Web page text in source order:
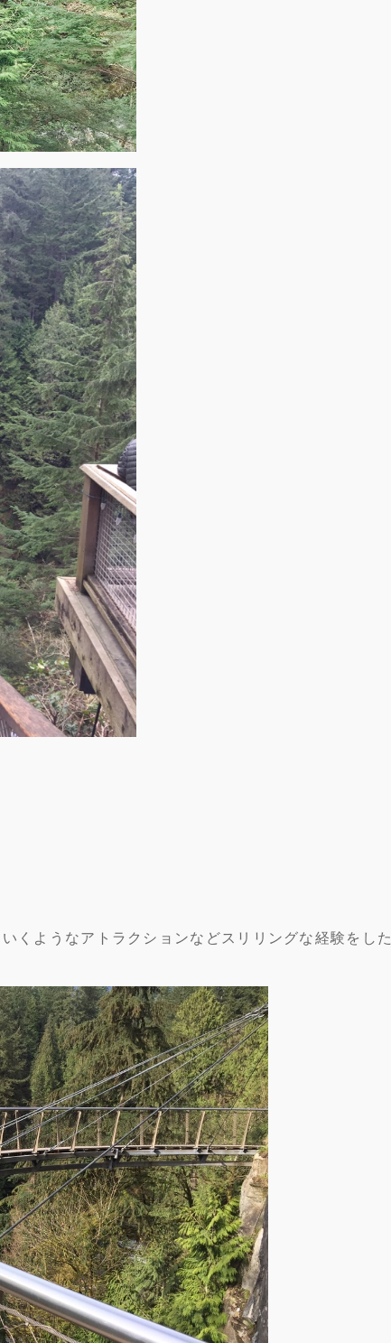
くようなアトラクションなどスリリングな経験をした